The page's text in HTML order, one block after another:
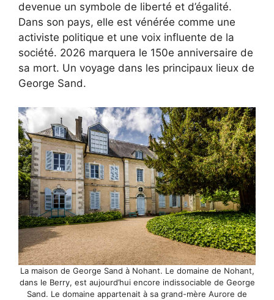
devenue un symbole de liberté et d’égalité.
Dans son pays, elle est vénérée comme une
activiste politique et une voix influente de la
société. 2026 marquera le 150e anniversaire de
sa mort. Un voyage dans les principaux lieux de
George Sand.
La maison de George Sand à Nohant. Le domaine de Nohant,
dans le Berry, est aujourd’hui encore indissociable de George
Sand. Le domaine appartenait à sa grand-mère Aurore de